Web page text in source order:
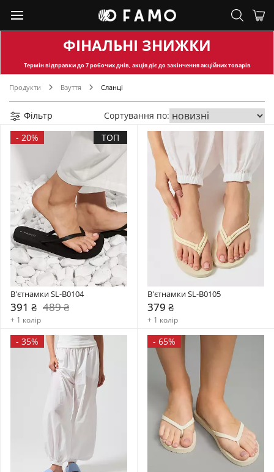
ФІНАЛЬНІ ЗНИЖКИ
Термін відправкидо 7 робочих днів, акція діє до закінчення акційних товарів
Продукти Взуття Сланці
Фільтр
Сортування по:
- 20% ТОП
В'єтнамки SL-B0104
391 ₴ 489 ₴
+ 1 колір
В'єтнамки SL-B0105
379 ₴
+ 1 колір
- 35% - 65%